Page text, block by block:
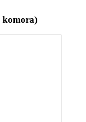
komora)